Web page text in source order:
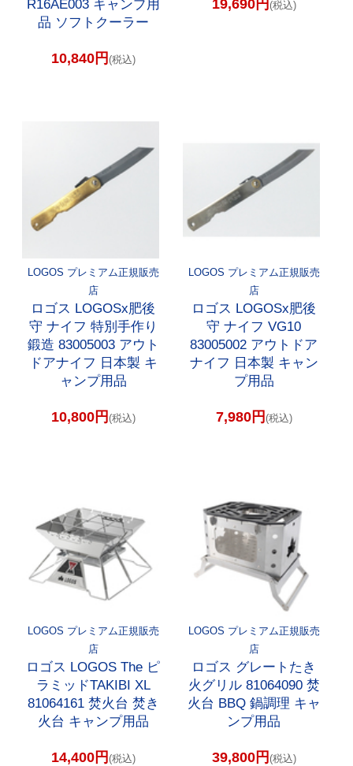
R16AE003 キャンプ用
品 ソフトクーラー
10,840円 (税込)
19,690円 (税込)
LOGOS プレミアム正規販売
店
ロゴス LOGOSx肥後
守 ナイフ 特別手作り
鍛造 83005003 アウト
ドアナイフ 日本製 キ
ャンプ用品
10,800円 (税込)
LOGOS プレミアム正規販売
店
ロゴス LOGOSx肥後
守 ナイフ VG10
83005002 アウトドア
ナイフ 日本製 キャン
プ用品
7,980円 (税込)
LOGOS プレミアム正規販売
店
ロゴス LOGOS The ピ
ラミッドTAKIBI XL
81064161 焚火台 焚き
火台 キャンプ用品
14,400円 (税込)
LOGOS プレミアム正規販売
店
ロゴス グレートたき
火グリル 81064090 焚
火台 BBQ 鍋調理 キャ
ンプ用品
39,800円 (税込)